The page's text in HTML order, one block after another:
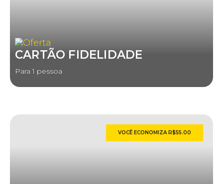
CARTÃO FIDELIDADE
Para 1 pessoa
VOCÊ ECONOMIZA R$55.00